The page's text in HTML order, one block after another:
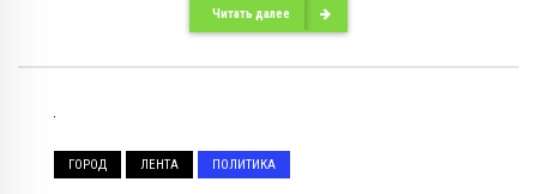
Читать далее
ГОРОД ЛЕНТА ПОЛИТИКА